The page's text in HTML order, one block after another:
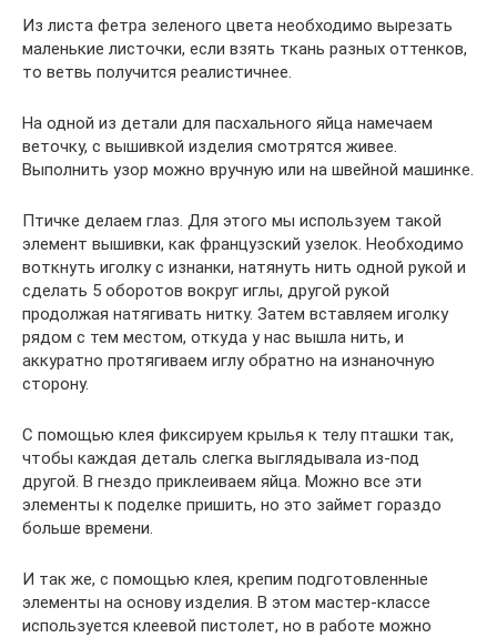
Из листа фетра зеленого цвета необходимо вырезать
маленькие листочки, если взять ткань разных оттенков,
то ветвь получится реалистичнее.
На одной из детали для пасхального яйца намечаем
веточку, с вышивкой изделия смотрятся живее.
Выполнить узор можно вручную или на швейной машинке.
Птичке делаем глаз. Для этого мы используем такой
элемент вышивки, как французский узелок. Необходимо
воткнуть иголку с изнанки, натянуть нить одной рукой и
сделать 5 оборотов вокруг иглы, другой рукой
продолжая натягивать нитку. Затем вставляем иголку
рядом с тем местом, откуда у нас вышла нить, и
аккуратно протягиваем иглу обратно на изнаночную
сторону.
С помощью клея фиксируем крылья к телу пташки так,
чтобы каждая деталь слегка выглядывала из-под
другой. В гнездо приклеиваем яйца. Можно все эти
элементы к поделке пришить, но это займет гораздо
больше времени.
И так же, с помощью клея, крепим подготовленные
элементы на основу изделия. В этом мастер-классе
используется клеевой пистолет, но в работе можно